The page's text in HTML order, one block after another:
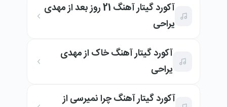
آکورد گیتار آهنگ 21 روز بعد از مهدی
یراحی
آکورد گیتار آهنگ خاک از مهدی
یراحی
آکورد گیتار آهنگ چرا نمیرسی از